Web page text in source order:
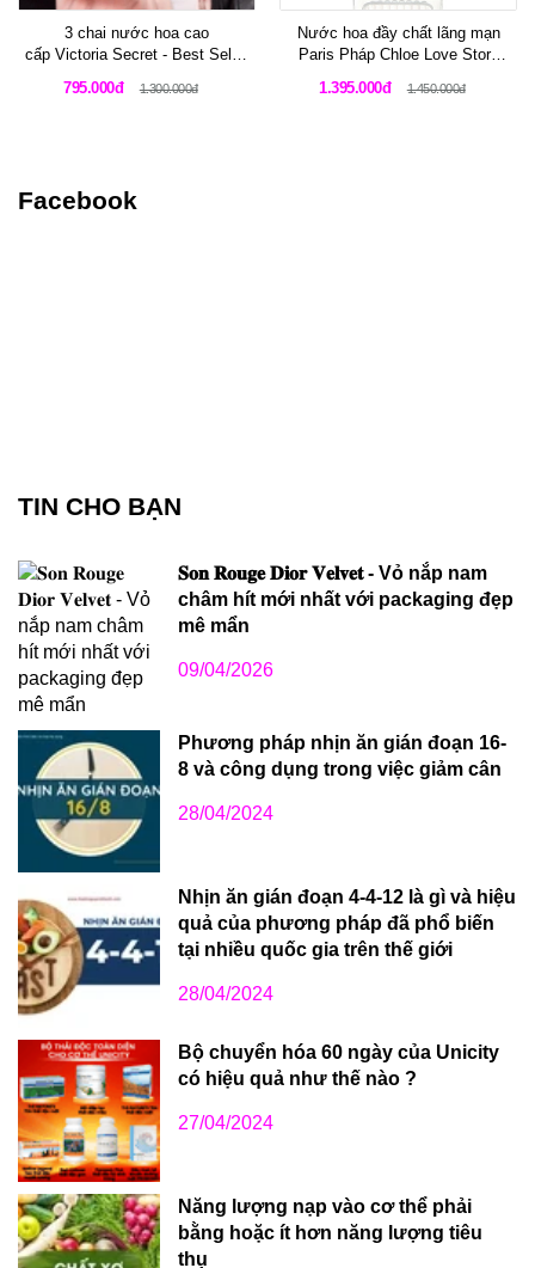
3 chai nước hoa cao
cấp Victoria Secret - Best Seller
795.000đ 1.300.000đ
Nước hoa đầy chất lãng mạn
Paris Pháp Chloe Love Story
1.395.000đ 1.450.000đ
Facebook
TIN CHO BẠN
𝐒𝐨𝐧 𝐑𝐨𝐮𝐠𝐞 𝐃𝐢𝐨𝐫 𝐕𝐞𝐥𝐯𝐞𝐭 - Vỏ nắp nam
châm hít mới nhất với packaging đẹp
mê mẩn
09/04/2026
Phương pháp nhịn ăn gián đoạn 16-
8 và công dụng trong việc giảm cân
28/04/2024
Nhịn ăn gián đoạn 4-4-12 là gì và hiệu
quả của phương pháp đã phổ biến
tại nhiều quốc gia trên thế giới
28/04/2024
Bộ chuyển hóa 60 ngày của Unicity
có hiệu quả như thế nào ?
27/04/2024
Năng lượng nạp vào cơ thể phải
bằng hoặc ít hơn năng lượng tiêu
thụ